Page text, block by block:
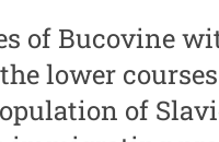
istorice" -
of Bucovine
lower
of